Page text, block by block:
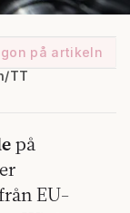
på artikeln
TT
på
EU-